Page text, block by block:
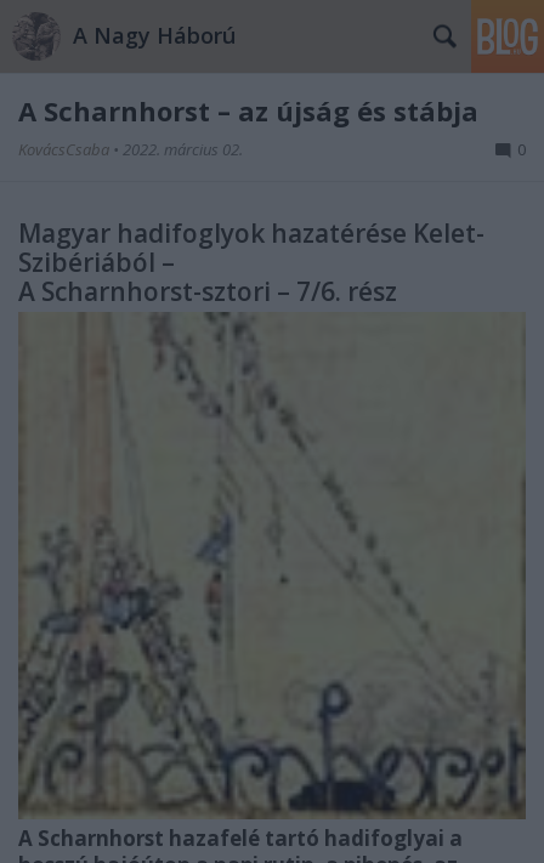
A Nagy Háború
A Scharnhorst – az újság és stábja
KovácsCsaba • 2022. március 02. 0
Magyar hadifoglyok hazatérése Kelet-
Szibériából –
A Scharnhorst-sztori – 7/6. rész
A Scharnhorst hazafelé tartó hadifoglyai a